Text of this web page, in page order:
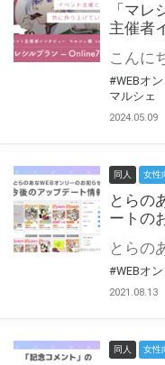
「マ
主催者
#WEBオ
マルシェ
2024.05.09
同人 女性
とらの
ートの
#WEBオ
2021.08.13
同人 女性